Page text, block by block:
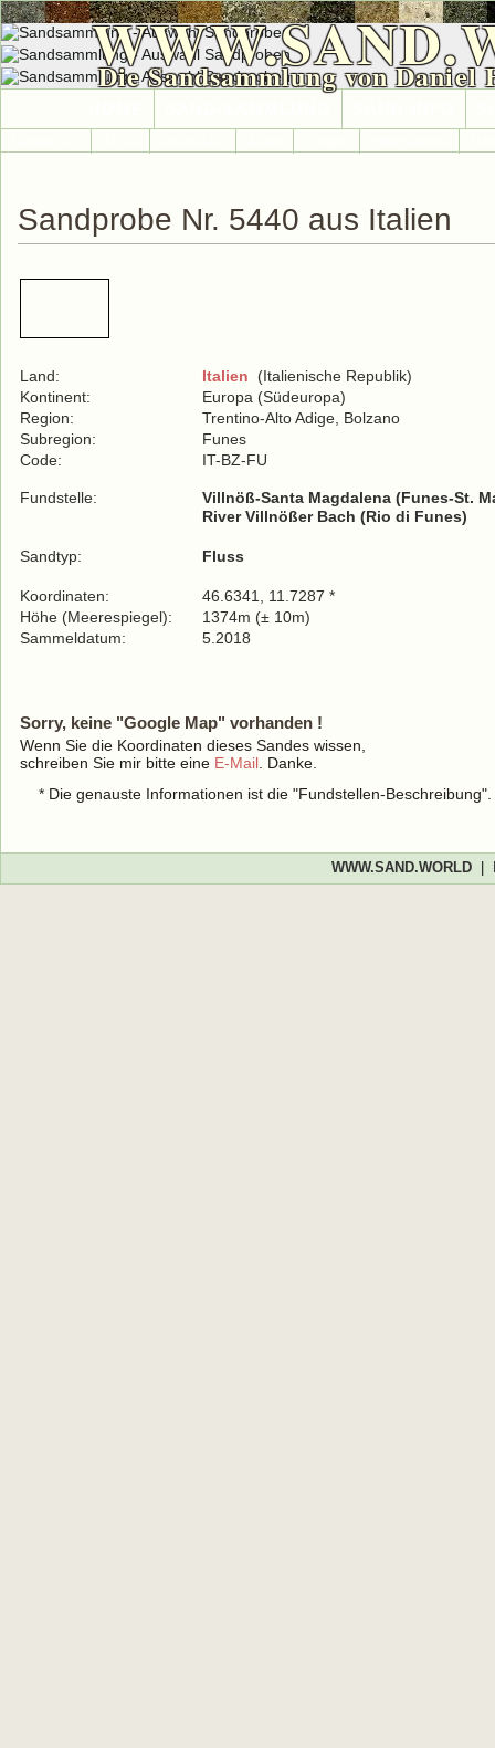
Die Sandsammlung von Daniel
Sandprobe Nr. 5440 aus Italien
Land: Italien (Italienische Republik)
Kontinent:
Europa (Südeuropa)
Region:
Trentino-Alto Adige, Bolzano
Subregion:
Funes
Code:
IT-BZ-FU
Fundstelle:
Villnöß-Santa Magdalena (Funes-St.
River Villnößer Bach (Rio di Funes)
Sandtyp: Fluss
Koordinaten:
46.6341, 11.7287 *
Höhe (Meerespiegel):
1374m (± 10m)
Sammeldatum:
5.2018
Sorry, keine "Google Map" vorhanden !
Wenn Sie die Koordinaten dieses Sandes wissen,
schreiben Sie mir bitte eine E-Mail . Danke.
* Die genauste Informationen ist die "Fundstellen-
WWW.SAND.WORLD|